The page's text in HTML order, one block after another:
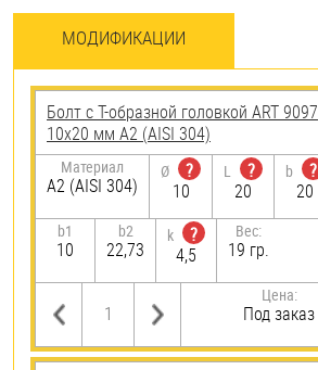
МОДИФИКАЦИИ
Болт с Т-образной головкой ART 9097
10х20 мм А2 (AISI 304)
Материал
А2 (AISI 304)
Ø
?
10
L
?
20
b
?
20
b1
10
b2
22,73
k
?
4,5
Вес:
19 гр.
Цена:
Под заказ